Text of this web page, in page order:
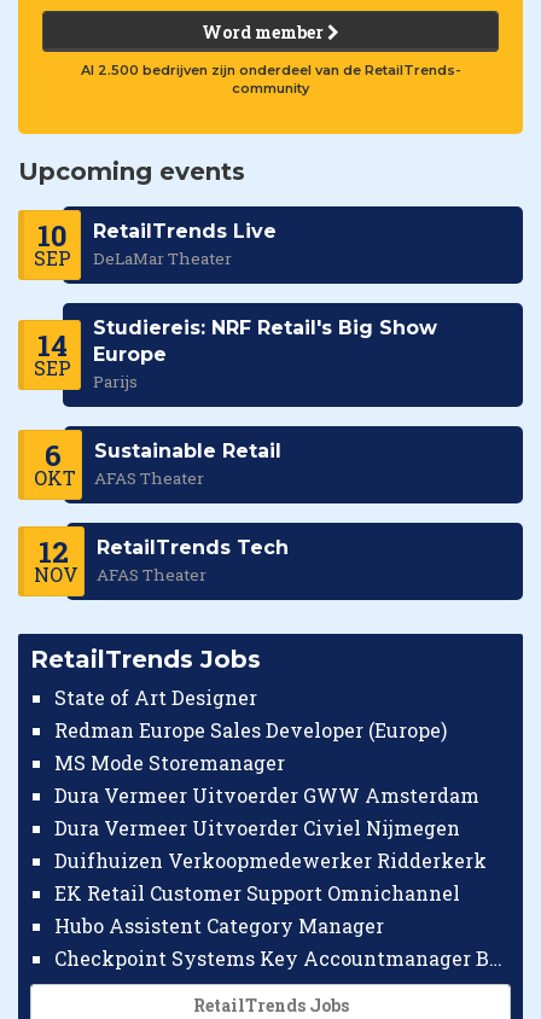
Word member
Al 2.500 bedrijven zijn onderdeel van de RetailTrends-
community
Upcoming events
10
SEP
RetailTrends Live
DeLaMar Theater
14
SEP
Studiereis: NRF Retail's Big Show
Europe
Parijs
6
OKT
Sustainable Retail
AFAS Theater
12
NOV
RetailTrends Tech
AFAS Theater
RetailTrends Jobs
State of Art Designer
Redman Europe Sales Developer (Europe)
MS Mode Storemanager
Dura Vermeer Uitvoerder GWW Amsterdam
Dura Vermeer Uitvoerder Civiel Nijmegen
Duifhuizen Verkoopmedewerker Ridderkerk
EK Retail Customer Support Omnichannel
Hubo Assistent Category Manager
Checkpoint Systems Key Accountmanager Benelux
RetailTrends Jobs